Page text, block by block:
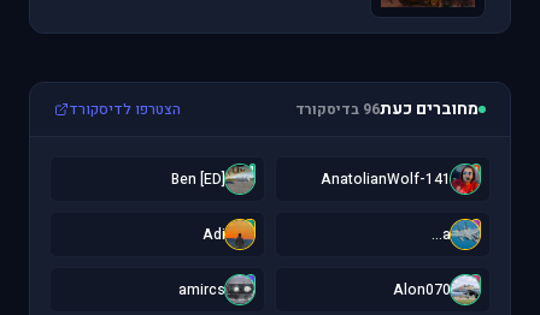
מחוברים כעת96 בדיסקורד הצטרפו לדיסקורד
1
141-AnatolianWolf
[
[ED] Ben
a
a...
A
Adi
A
Alon070
a
amircs